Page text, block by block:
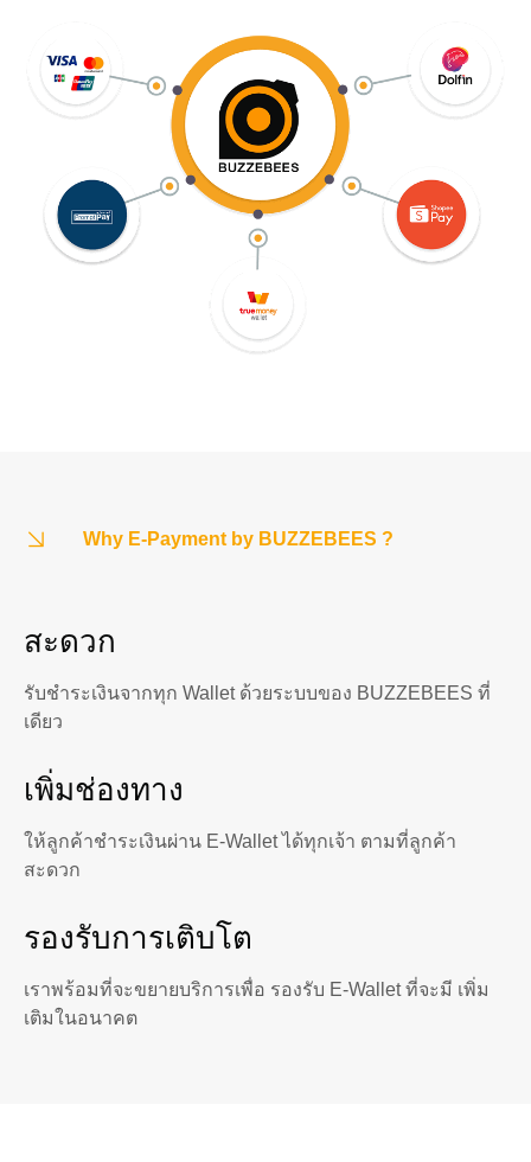
Why E-Payment by BUZZEBEES ?
สะดวก
รับชำระเงินจากทุก Wallet ด้วยระบบของ BUZZEBEES ที่
เดียว
เพิ่มช่องทาง
ให้ลูกค้าชำระเงินผ่าน E-Wallet ได้ทุกเจ้า ตามที่ลูกค้า
สะดวก
รองรับการเติบโต
เราพร้อมที่จะขยายบริการเพื่อ รองรับ E-Wallet ที่จะมี เพิ่ม
เติมในอนาคต